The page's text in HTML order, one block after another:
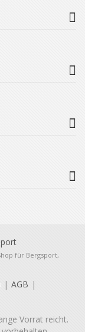
für Bergsport,
AGB
Vorrat reicht.